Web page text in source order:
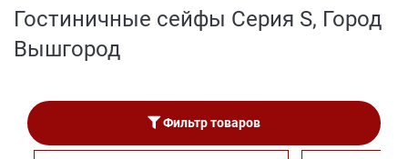
Гостиничные сейфы Серия S, Город
Вышгород
Фильтр товаров